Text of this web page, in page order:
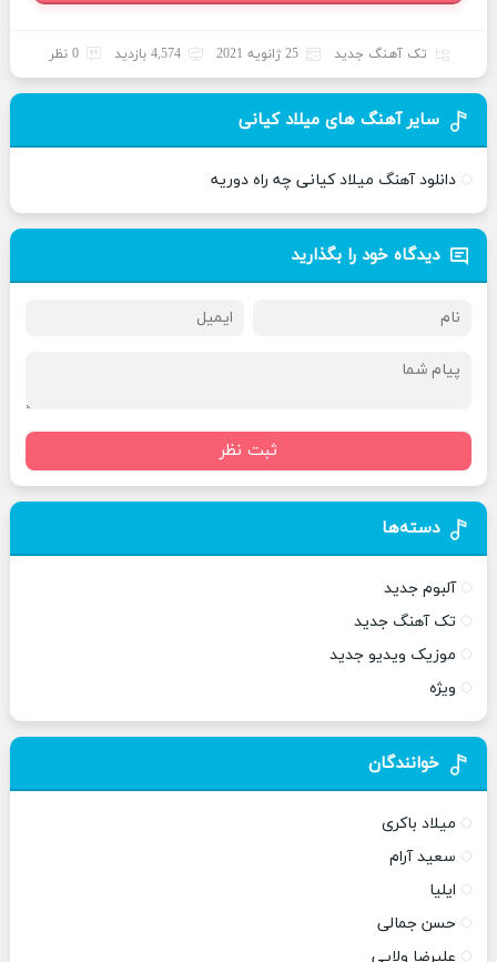
تک آهنگ جدید 25 ژانویه 2021 4,574 بازدید 0 نظر
سایر آهنگ های میلاد کیانی
دانلود آهنگ میلاد کیانی چه راه دوریه
دیدگاه خود را بگذارید
ثبت نظر
دسته‌ها
آلبوم جدید
تک آهنگ جدید
موزیک ویدیو جدید
ویژه
خوانندگان
میلاد باکری
سعید آرام
ایلیا
حسن جمالی
علیرضا ولایی